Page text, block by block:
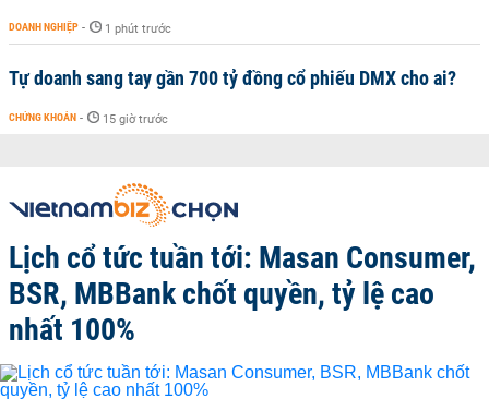
DOANH NGHIỆP - 1 phút trước
Tự doanh sang tay gần 700 tỷ đồng cổ phiếu DMX cho ai?
CHỨNG KHOÁN - 15 giờ trước
Lịch cổ tức tuần tới: Masan Consumer,
BSR, MBBank chốt quyền, tỷ lệ cao
nhất 100%